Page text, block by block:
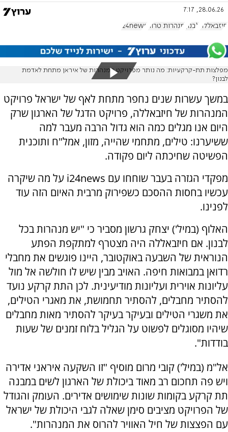
28.06.26, 7:17
חיזבאללה לבנון מנהרות טרור i24news
מפלצות תת-קרקעיות: מה נותר מפרויקט המנהרות של איראן מתחת לאדמת
לבנון?
במשך עשרות שנים נחפר מתחת לאף של ישראל פרויקט
המנהרות של חיזבאללה, פרויקט הדגל של הארגון שרק
היום אנו מגלים כמה הוא גדול הרבה מעבר למה
ששיערנו: טילים, מתחמי שהייה, מזון, אמל"ח ותוכנית
הפשיטה שחיכתה ליום פקודה.
מפקדי הגזרה בעבר שוחחו עם i24news על מה שיקרה
עכשיו בחסות ההסכם כשפירוק מרבית האיום הזה עוד
לפנינו.
האלוף (במיל') יצחק גרשון מסביר כי "יש מנהרות בכל
לבנון. אם חיזבאללה היה מצטרף למתקפת הפתע
הנוראית של השבעה באוקטובר, היינו פוגשים את מחבלי
רדואן במבואות חיפה. האויב מבין שיש לו חולשה אל מול
עליונות אוירית ועליונות מודיעינית. לכן התת קרקע נועד
להסתיר מחבלים, להסתיר תחמושת, את מאגרי הטילים,
את משגרי הטילים ובעיקר בעיקר להסתיר מאות מחבלים
שיהיו מסוגלים לפשוט על הגליל בלוח זמנים של שעות
בודדות".
אל"מ (במיל') קובי מרום מוסיף "זו השקעה איראני אדירה
ויש פה תחכום רב מאוד ביכולת של הארגון לשים במבנה
תת קרקע בקומות שונות שימושים אדירים. העומק והגודל
של הפרויקט מציבים סימן שאלה לגבי היכולת של ישראל
עם הפצצות של חיל האוויר להרוס את המנהרות".